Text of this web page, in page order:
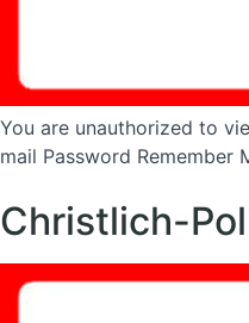
You are unauthorized to
mail Password
Christlich-